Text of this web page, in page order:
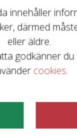
and her talented
according to
1994,
I have found
way over the
wines. Such
thanks to that
awe of
innehåller
därmed
eller äldre.
godkänner du
cookies.